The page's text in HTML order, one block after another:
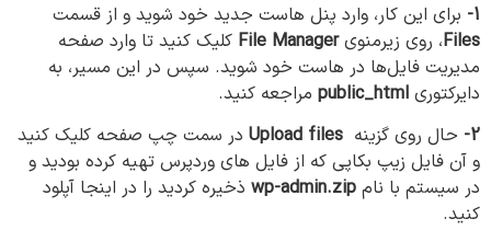
1- برای این کار، وارد پنل هاست جدید خود شوید و از قسمت
Files، روی زیرمنویFile Manager کلیک کنید تا وارد صفحه
مدیریت فایل‌ها در هاست خود شوید. سپس در این مسیر، به
دایرکتوری public_html مراجعه کنید.
2- حال روی گزینه Upload files در سمت چپ صفحه کلیک کنید
و آن فایل زیپ بکاپی که از فایل های وردپرس تهیه کرده بودید و
در سیستم با نام wp-admin.zip ذخیره کردید را در اینجا آپلود
کنید.